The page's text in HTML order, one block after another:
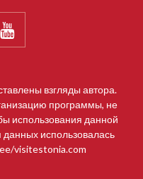

взгляды автора.
программы, не
использования данной
использовалась
visitestonia.com